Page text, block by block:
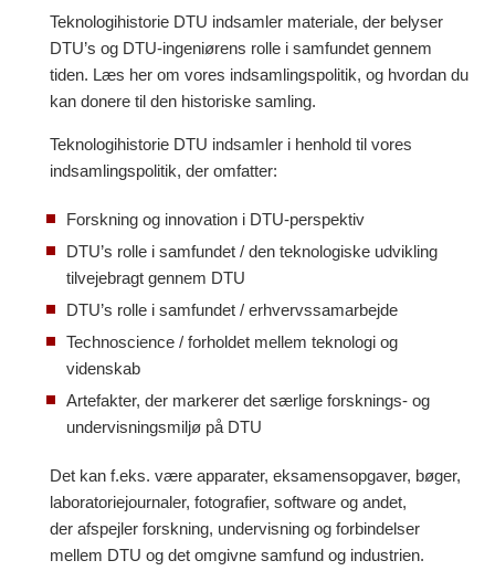
Teknologihistorie DTU indsamler materiale, der belyser
DTU’s og DTU-ingeniørens rolle i samfundet gennem
tiden. Læs her om vores indsamlingspolitik, og hvordan du
kan donere til den historiske samling.
Teknologihistorie DTU indsamler i henhold til vores
indsamlingspolitik, der omfatter:
Forskning og innovation i DTU-perspektiv
DTU’s rolle i samfundet / den teknologiske udvikling
tilvejebragt gennem DTU
DTU’s rolle i samfundet / erhvervssamarbejde
Technoscience / forholdet mellem teknologi og
videnskab
Artefakter, der markerer det særlige forsknings- og
undervisningsmiljø på DTU
Det kan f.eks. være apparater, eksamensopgaver, bøger,
laboratoriejournaler, fotografier, software og andet,
der afspejler forskning, undervisning og forbindelser
mellem DTU og det omgivne samfund og industrien.